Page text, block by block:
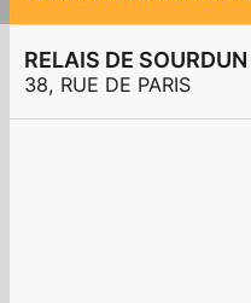
RELAIS DE SOURDUN
38, RUE DE PARIS